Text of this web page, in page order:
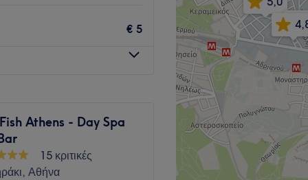
€ 5
Athens - Day Spa
15 κριτικές
Αθήνα